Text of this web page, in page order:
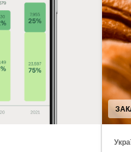
ЗАКЛАДИ
29.12.2023